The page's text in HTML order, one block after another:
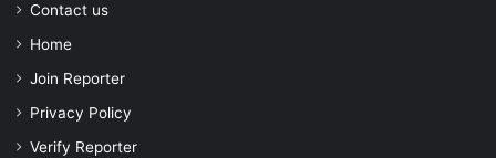
Contact us
Home
Join Reporter
Privacy Policy
Verify Reporter